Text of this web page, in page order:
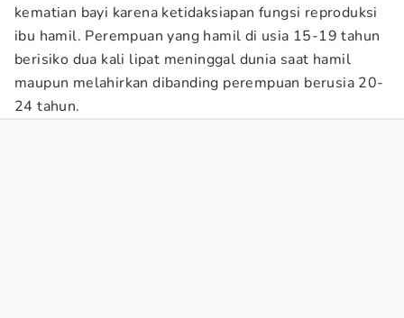
kematian bayi karena ketidaksiapan fungsi reproduksi
ibu hamil. Perempuan yang hamil di usia 15-19 tahun
berisiko dua kali lipat meninggal dunia saat hamil
maupun melahirkan dibanding perempuan berusia 20-
24 tahun.